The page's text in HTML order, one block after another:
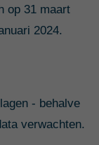
op 31 maart
2024.
- behalve
verwachten.